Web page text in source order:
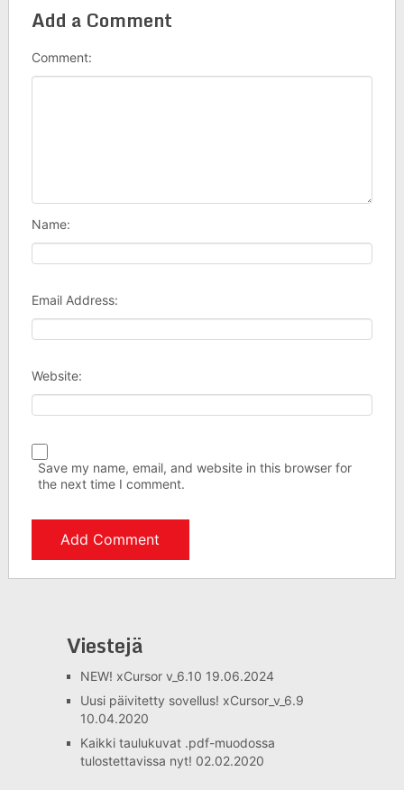
Add a Comment
Comment:
Name:
Email Address:
Website:
Save my name, email, and website in this browser for
the next time I comment.
Viestejä
NEW! xCursor v_6.10 19.06.2024
Uusi päivitetty sovellus! xCursor_v_6.9
10.04.2020
Kaikki taulukuvat .pdf-muodossa
tulostettavissa nyt! 02.02.2020